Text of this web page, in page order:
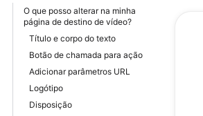
O que posso alterar na minha
página de destino de vídeo?
Título e corpo do texto
Botão de chamada para ação
Adicionar parâmetros URL
Logótipo
Disposição